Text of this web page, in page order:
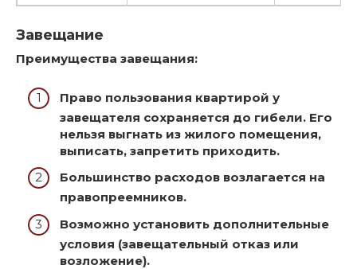
Завещание
Преимущества завещания:
Право пользования квартирой у
завещателя сохраняется до гибели. Его
нельзя выгнать из жилого помещения,
выписать, запретить приходить.
Большинство расходов возлагается на
правопреемников.
Возможно установить дополнительные
условия (завещательный отказ или
возложение).